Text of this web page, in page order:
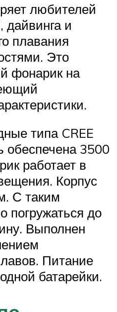
любителей
дайвинга и
плавания
Это
фонарик на
типа CREE
обеспечена 3500
работает в
Корпус
С таким
погружаться до
Выполнен
Питание
батарейки.